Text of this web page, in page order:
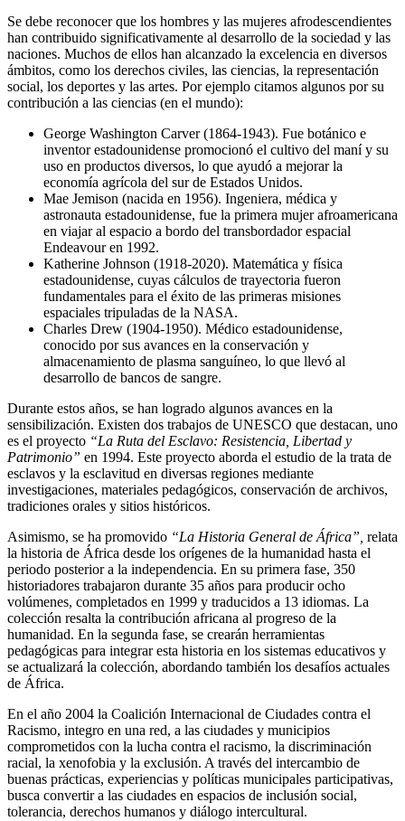
Se debe reconocer que los hombres y las mujeres afrodescendientes
han contribuido significativamente al desarrollo de la sociedad y las
naciones. Muchos de ellos han alcanzado la excelencia en diversos
ámbitos, como los derechos civiles, las ciencias, la representación
social, los deportes y las artes. Por ejemplo citamos algunos por su
contribución a las ciencias (en el mundo):
George Washington Carver (1864-1943). Fue botánico e
inventor estadounidense promocionó el cultivo del maní y su
uso en productos diversos, lo que ayudó a mejorar la
economía agrícola del sur de Estados Unidos.
Mae Jemison (nacida en 1956). Ingeniera, médica y
astronauta estadounidense, fue la primera mujer afroamericana
en viajar al espacio a bordo del transbordador espacial
Endeavour en 1992.
Katherine Johnson (1918-2020). Matemática y física
estadounidense, cuyas cálculos de trayectoria fueron
fundamentales para el éxito de las primeras misiones
espaciales tripuladas de la NASA.
Charles Drew (1904-1950). Médico estadounidense,
conocido por sus avances en la conservación y
almacenamiento de plasma sanguíneo, lo que llevó al
desarrollo de bancos de sangre.
Durante estos años, se han logrado algunos avances en la
sensibilización. Existen dos trabajos de UNESCO que destacan, uno
es el proyecto “La Ruta del Esclavo: Resistencia, Libertad y
Patrimonio” en 1994. Este proyecto aborda el estudio de la trata de
esclavos y la esclavitud en diversas regiones mediante
investigaciones, materiales pedagógicos, conservación de archivos,
tradiciones orales y sitios históricos.
Asimismo, se ha promovido “La Historia General de África”, relata
la historia de África desde los orígenes de la humanidad hasta el
periodo posterior a la independencia. En su primera fase, 350
historiadores trabajaron durante 35 años para producir ocho
volúmenes, completados en 1999 y traducidos a 13 idiomas. La
colección resalta la contribución africana al progreso de la
humanidad. En la segunda fase, se crearán herramientas
pedagógicas para integrar esta historia en los sistemas educativos y
se actualizará la colección, abordando también los desafíos actuales
de África.
En el año 2004 la Coalición Internacional de Ciudades contra el
Racismo, integro en una red, a las ciudades y municipios
comprometidos con la lucha contra el racismo, la discriminación
racial, la xenofobia y la exclusión. A través del intercambio de
buenas prácticas, experiencias y políticas municipales participativas,
busca convertir a las ciudades en espacios de inclusión social,
tolerancia, derechos humanos y diálogo intercultural.